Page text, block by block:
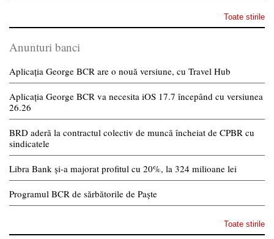
Toate stirile
Anunturi banci
Aplicația George BCR are o nouă versiune, cu Travel Hub
Aplicația George BCR va necesita iOS 17.7 începând cu versiunea
26.26
BRD aderă la contractul colectiv de muncă încheiat de CPBR cu
sindicatele
Libra Bank și-a majorat profitul cu 20%, la 324 milioane lei
Programul BCR de sărbătorile de Paște
Toate stirile